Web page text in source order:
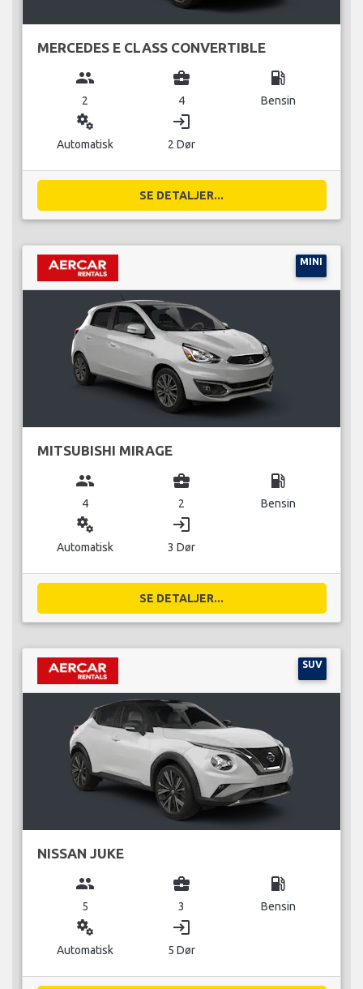
MERCEDES E CLASS CONVERTIBLE
group
2
business_center
4
local_gas_station
Bensin
miscellaneous_services
Automatisk
login
2 Dør
SE DETALJER...
MINI
MITSUBISHI MIRAGE
group
4
business_center
2
local_gas_station
Bensin
miscellaneous_services
Automatisk
login
3 Dør
SE DETALJER...
SUV
NISSAN JUKE
group
5
business_center
3
local_gas_station
Bensin
miscellaneous_services
Automatisk
login
5 Dør